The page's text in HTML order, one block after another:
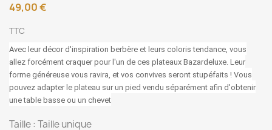
49,00 €
TTC
Avec leur décor d'inspiration berbère et leurs coloris tendance, vous
allez forcément craquer pour l'un de ces plateaux Bazardeluxe. Leur
forme généreuse vous ravira, et vos convives seront stupéfaits ! Vous
pouvez adapter le plateau sur un pied vendu séparément afin d'obtenir
une table basse ou un chevet
Taille : Taille unique